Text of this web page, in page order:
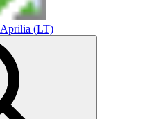
Aprilia (LT)